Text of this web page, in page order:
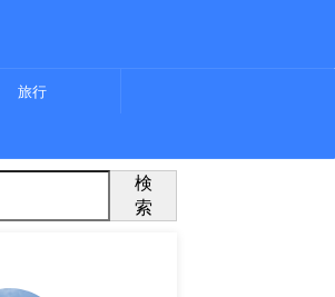
旅行
検
索